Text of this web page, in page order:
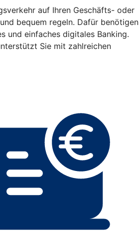
auf Ihren Geschäfts- oder
bequem regeln. Dafür benötigen
und einfaches digitales Banking.
Sie mit zahlreichen